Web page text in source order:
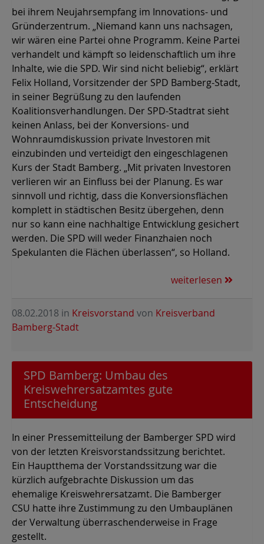
bei ihrem Neujahrsempfang im Innovations- und
Gründerzentrum. „Niemand kann uns nachsagen,
wir wären eine Partei ohne Programm. Keine Partei
verhandelt und kämpft so leidenschaftlich um ihre
Inhalte, wie die SPD. Wir sind nicht beliebig“, erklärt
Felix Holland, Vorsitzender der SPD Bamberg-Stadt,
in seiner Begrüßung zu den laufenden
Koalitionsverhandlungen. Der SPD-Stadtrat sieht
keinen Anlass, bei der Konversions- und
Wohnraumdiskussion private Investoren mit
einzubinden und verteidigt den eingeschlagenen
Kurs der Stadt Bamberg. „Mit privaten Investoren
verlieren wir an Einfluss bei der Planung. Es war
sinnvoll und richtig, dass die Konversionsflächen
komplett in städtischen Besitz übergehen, denn
nur so kann eine nachhaltige Entwicklung gesichert
werden. Die SPD will weder Finanzhaien noch
Spekulanten die Flächen überlassen“, so Holland.
weiterlesen
08.02.2018 in Kreisvorstand von Kreisverband
Bamberg-Stadt
SPD Bamberg: Umbau des
Kreiswehrersatzamtes gute
Entscheidung
In einer Pressemitteilung der Bamberger SPD wird
von der letzten Kreisvorstandssitzung berichtet.
Ein Hauptthema der Vorstandssitzung war die
kürzlich aufgebrachte Diskussion um das
ehemalige Kreiswehrersatzamt. Die Bamberger
CSU hatte ihre Zustimmung zu den Umbauplänen
der Verwaltung überraschenderweise in Frage
gestellt.